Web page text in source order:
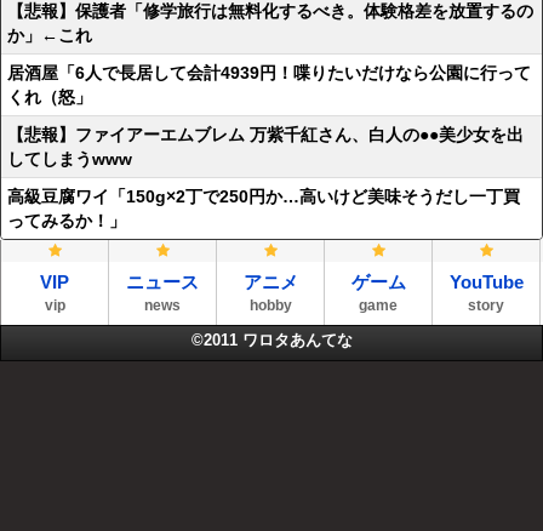
【悲報】保護者「修学旅行は無料化するべき。体験格差を放置するの
か」←これ
居酒屋「6人で長居して会計4939円！喋りたいだけなら公園に行って
くれ（怒」
【悲報】ファイアーエムブレム 万紫千紅さん、白人の●●美少女を出
してしまうwww
高級豆腐ワイ「150g×2丁で250円か…高いけど美味そうだし一丁買
ってみるか！」
VIP
vip
ニュース
news
アニメ
hobby
ゲーム
game
YouTube
story
©2011 ワロタあんてな